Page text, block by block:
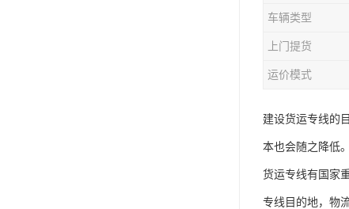
车辆类型
上门提货
运价模式
建设货运专线的
本也会随之降低。
货运专线有国家
专线目的地，物